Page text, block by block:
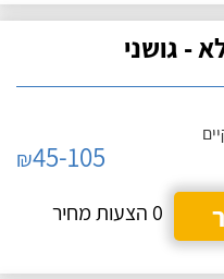
- גושני
₪45-105
0 הצעות מחיר